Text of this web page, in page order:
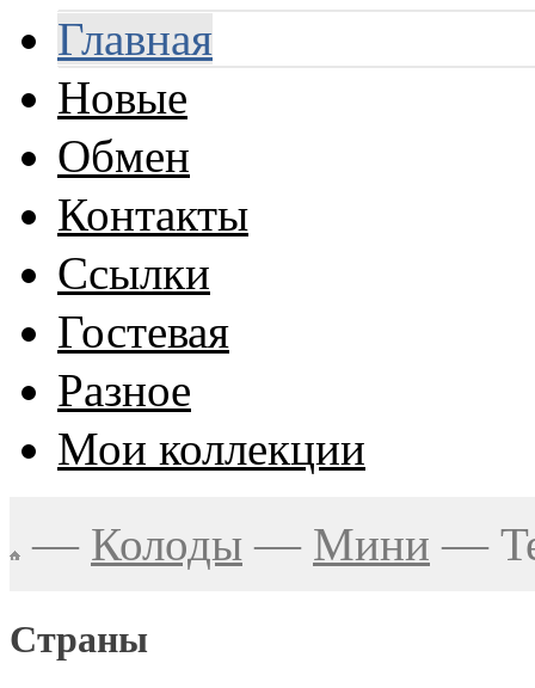
Главная
Новые
Обмен
Контакты
Ссылки
Гостевая
Разное
Мои коллекции
— Колоды — Мини —
Страны